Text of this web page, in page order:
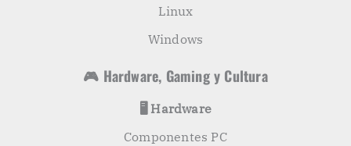
Linux
Windows
🎮 Hardware, Gaming y Cultura
🖥️ Hardware
Componentes PC